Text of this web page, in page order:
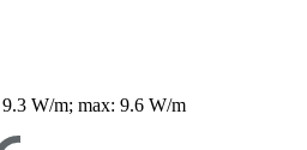
W/m; max: 9.6 W/m